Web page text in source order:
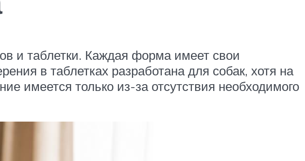
и таблетки. Каждая форма имеет свои
в таблетках разработана для собак, хотя на
имеется только из-за отсутствия необходимого